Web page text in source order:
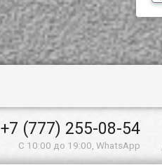
+7 (777) 255-08-54
С 10:00 до 19:00, WhatsApp